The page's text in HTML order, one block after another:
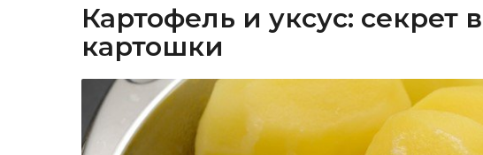
Картофель и уксус: секрет
картошки